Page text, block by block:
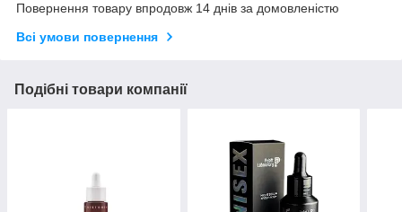
Повернення товару впродовж 14 днів за домовленістю
Всі умови повернення
Подібні товари компанії